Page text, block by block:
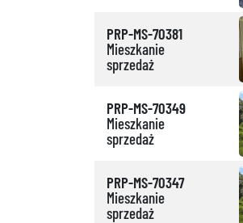
PRP-MS-70381
Mieszkanie
sprzedaż
PRP-MS-70349
Mieszkanie
sprzedaż
PRP-MS-70347
Mieszkanie
sprzedaż